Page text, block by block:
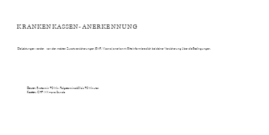
KRANKENKASSEN-ANERKENNUNG
Die Leistungen werden von den meisten Zusatzversicherungen (EMR, Visana) anerkannt. Bitte informiere dich bei deiner Versicherung über die Bedingungen.
Dauer:Ersttermin 90 Min, Folgetermine 60 bis 90 Minuten
Kosten: CHF 144.– pro Stunde